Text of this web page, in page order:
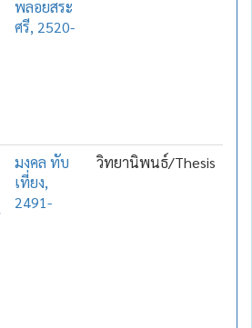
พลอยสระ
ศรี, 2520-
มงคล ทับ
เที่ยง,
2491-
วิทยานิพนธ์/Thesis